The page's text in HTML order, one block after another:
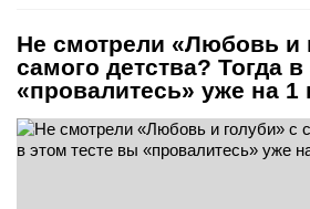
Не смотрели «Любовь и
самого детства? Тогда
«провалитесь» уже на 1